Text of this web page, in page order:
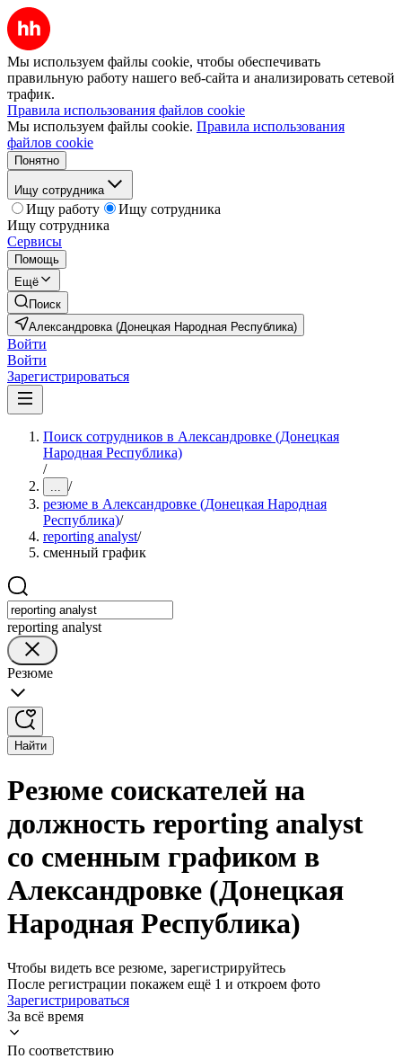
Мы используем файлы cookie, чтобы обеспечивать
правильную работу нашего веб-сайта и анализировать сетевой
трафик.
Правила использования файлов cookie
Мы используем файлы cookie. Правила использования
файлов cookie
Понятно
Ищу сотрудника
Ищу работу
Ищу сотрудника
Ищу сотрудника
Сервисы
Помощь
Ещё
Поиск
Александровка (Донецкая Народная Республика)
Войти
Войти
Зарегистрироваться
Поиск сотрудников в Александровке (Донецкая
Народная Республика)
/
... /
резюме в Александровке (Донецкая Народная
Республика)/
reporting analyst/
сменный график
reporting analyst
Резюме
Найти
Резюме соискателей на
должность reporting analyst
со сменным графиком в
Александровке (Донецкая
Народная Республика)
Чтобы видеть все резюме, зарегистрируйтесь
После регистрации покажем ещё 1 и откроем фото
Зарегистрироваться
За всё время
По соответствию